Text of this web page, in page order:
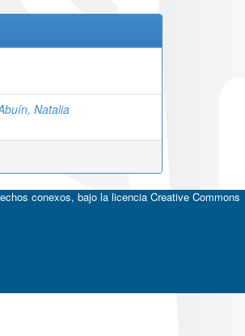
Natalia
conexos, bajo la licencia Creative Commons